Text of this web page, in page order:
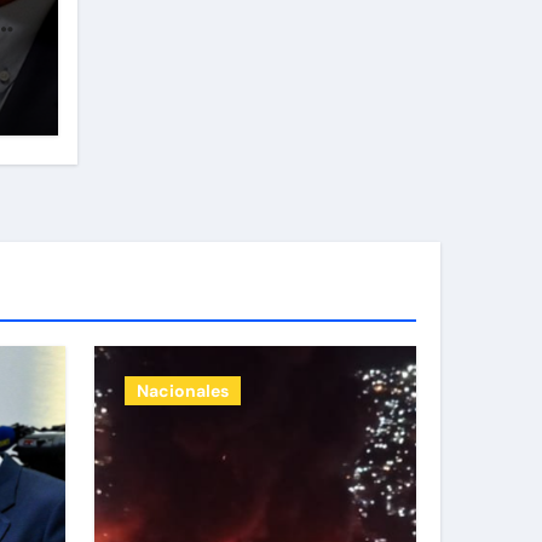
Nacionales